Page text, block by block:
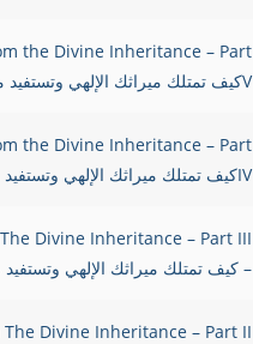
the Divine Inheritance – Part
Vكيف تمتلك ميراثك الإلهي وتستفيد منه – الجزء
the Divine Inheritance – Part
IVكيف تمتلك ميراثك الإلهي وتستفيد منه – الجزء
Divine Inheritance – Part III
– كيف تمتلك ميراثك الإلهي وتستفيد
Divine Inheritance – Part II